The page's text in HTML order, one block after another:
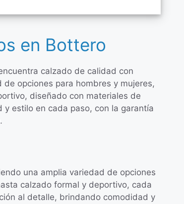
en Bottero
calzado de calidad con
opciones para hombres y mujeres,
diseñado con materiales de
estilo en cada paso, con la garantía
una amplia variedad de opciones
calzado formal y deportivo, cada
al detalle, brindando comodidad y